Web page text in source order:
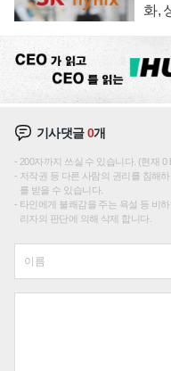
화,
기사댓글0개
200자까지 쓰실 수 있습니다. (현재 0
저작권 등 다른 사람의 권리를 침해
를 받을 수 있습니다.
타인에게 불쾌감을 주는 욕설 등 비
리자의 판단에 의해 삭제 합니다.